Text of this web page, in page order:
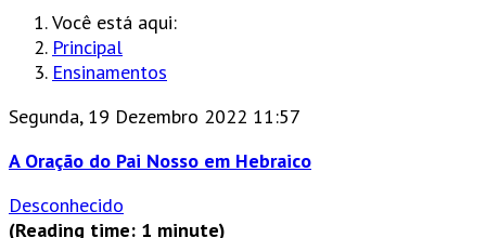
Você está aqui:
Principal
Ensinamentos
Segunda, 19 Dezembro 2022 11:57
A Oração do Pai Nosso em Hebraico
Desconhecido
(Reading time: 1 minute)